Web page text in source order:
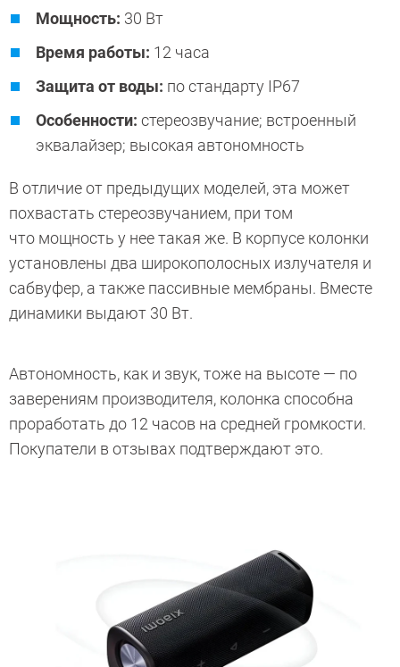
Мощность: 30 Вт
Время работы: 12 часа
Защита от воды: по стандарту IP67
Особенности: стереозвучание; встроенный
эквалайзер; высокая автономность
В отличие от предыдущих моделей, эта может
похвастать стереозвучанием, при том
что мощность у нее такая же. В корпусе колонки
установлены два широкополосных излучателя и
сабвуфер, а также пассивные мембраны. Вместе
динамики выдают 30 Вт.
Автономность, как и звук, тоже на высоте — по
заверениям производителя, колонка способна
проработать до 12 часов на средней громкости.
Покупатели в отзывах подтверждают это.